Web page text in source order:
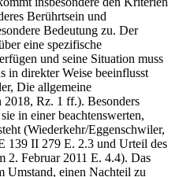
Berührtsein und
Bedeutung zu. Der
eine spezifische
und seine Situation muss
in direkter Weise beeinflusst
Die allgemeine
Rz. 1 ff.). Besonders
in einer beachtenswerten,
(Wiederkehr/Eggenschwiler,
139 II 279 E. 2.3 und Urteil des
2. Februar 2011 E. 4.4). Das
Umstand, einen Nachteil zu